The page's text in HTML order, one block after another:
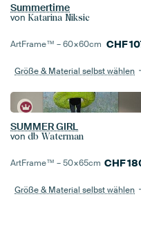
Summertime
von Katarina Niksic
ArtFrame™ –60×60cm CHF
Größe & Material selbst wählen
SUMMER GIRL
von db Waterman
ArtFrame™ –50×65cm CHF
Größe & Material selbst wählen